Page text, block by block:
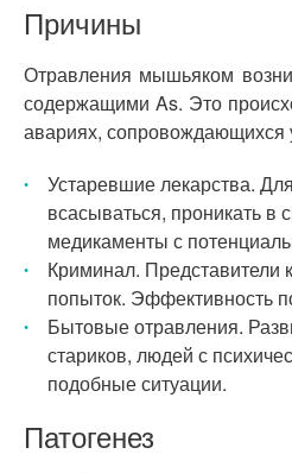
Причины
Отравления мышьяком
содержащими As. Это
авариях, сопровождающихся
Устаревшие лекарства.
всасываться, проникать в
медикаменты с
Криминал. Представители
попыток. Эффективность
Бытовые отравления.
стариков, людей с
подобные ситуации.
Патогенез